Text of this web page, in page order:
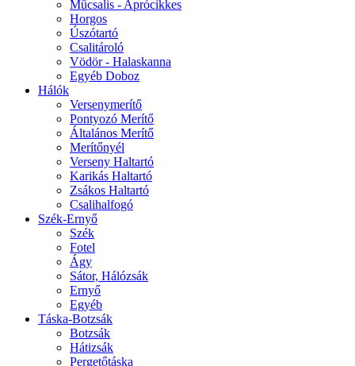
Műcsalis - Aprócikkes
Horgos
Úszótartó
Csalitároló
Vödör - Halaskanna
Egyéb Doboz
Hálók
Versenymerítő
Pontyozó Merítő
Általános Merítő
Merítőnyél
Verseny Haltartó
Karikás Haltartó
Zsákos Haltartó
Csalihalfogó
Szék-Ernyő
Szék
Fotel
Ágy
Sátor, Hálózsák
Ernyő
Egyéb
Táska-Botzsák
Botzsák
Hátizsák
Pergetőtáska